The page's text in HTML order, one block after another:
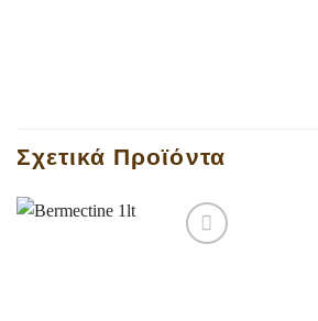
Σχετικά Προϊόντα